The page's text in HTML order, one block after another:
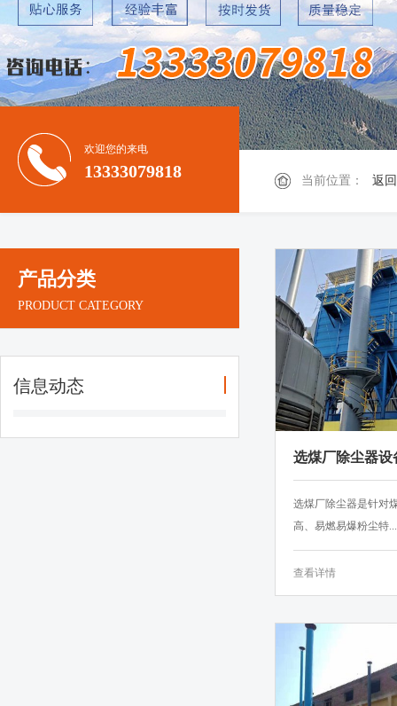
当前位置： 返
欢迎您的来电
13333079818
产品分类
PRODUCT CATEGORY
信息动态
选煤厂除尘器
工作原理概述
选煤厂除尘器是针对
高、易燃易爆粉尘特...
查看详情